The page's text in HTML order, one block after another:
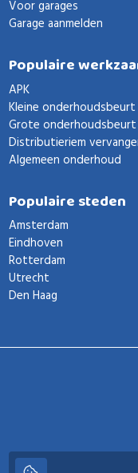
Voor garages
Garage aanmelden
Populaire
APK
Kleine onderhoudsbeurt
Grote onderhoudsbeurt
Distributieriem
Algemeen onderhoud
Populaire steden
Amsterdam
Eindhoven
Rotterdam
Utrecht
Den Haag